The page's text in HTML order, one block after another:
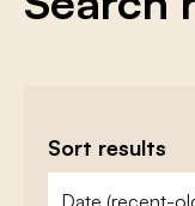
Sort results
zoeken -
sort content